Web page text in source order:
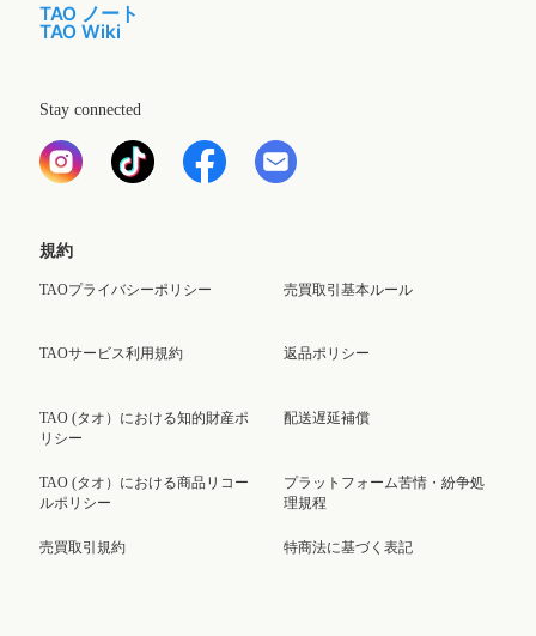
TAO ノート
TAO Wiki
Stay connected
規約
TAOプライバシーポリシー
TAOサービス利用規約
TAO (タオ）における知的財産ポ
リシー
TAO (タオ）における商品リコー
ルポリシー
売買取引規約
売買取引基本ルール
返品ポリシー
配送遅延補償
プラットフォーム苦情・紛争処
理規程
特商法に基づく表記